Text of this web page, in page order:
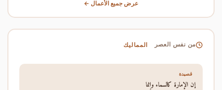
عرض جميع الأعمال ←
من نفس العصر المماليك
قصيدة
إن الإمارة كالسماء وإنما